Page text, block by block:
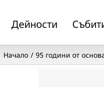
Дейности
Начало 95 години от